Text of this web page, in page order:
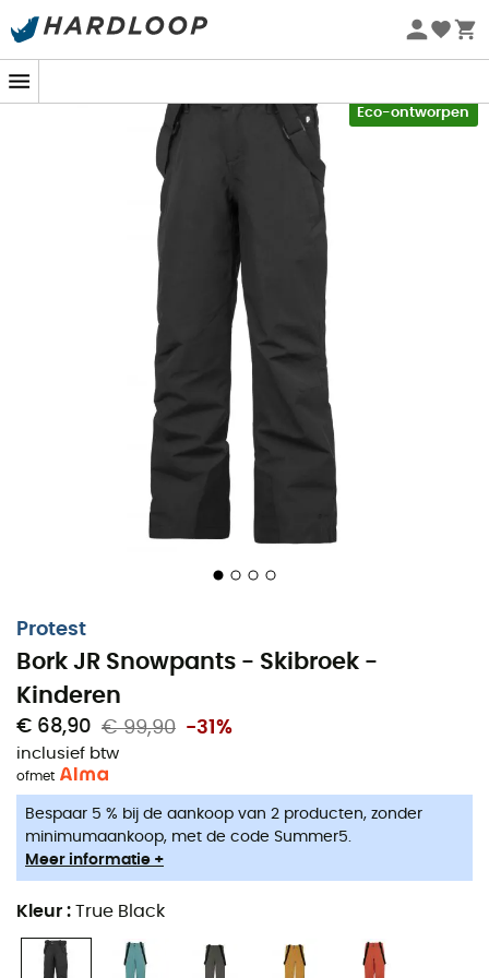
Zomeraanbiedingen 🔥 -5% EXTRA vanaf 2 producten* met
Eco-ontworpen
Protest
Bork JR Snowpants - Skibroek -
Kinderen
€ 68,90 € 99,90 -31%
inclusief btw
ofmet
Bespaar 5 % bij de aankoop van 2 producten, zonder
minimumaankoop, met de code Summer5.
Meer informatie +
Kleur : True Black
DeBork JR Snowpants voor jongens
Protest is ideaal om te dragen wanneer er veel sneeuw
ligt en je je bochten wilt aansnijden.
niveau van
waterdichtheid enademend vermogen